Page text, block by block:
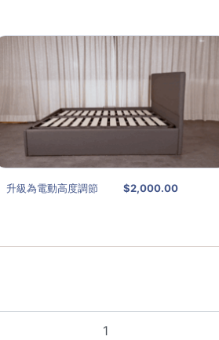
升級為電動高度調節 $2,000.00